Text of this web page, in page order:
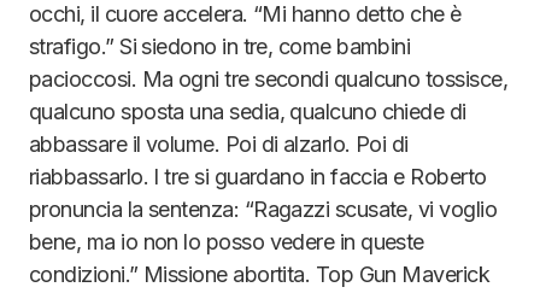
occhi, il cuore accelera. “Mi hanno detto che è
strafigo.” Si siedono in tre, come bambini
pacioccosi. Ma ogni tre secondi qualcuno tossisce,
qualcuno sposta una sedia, qualcuno chiede di
abbassare il volume. Poi di alzarlo. Poi di
riabbassarlo. I tre si guardano in faccia e Roberto
pronuncia la sentenza: “Ragazzi scusate, vi voglio
bene, ma io non lo posso vedere in queste
condizioni.” Missione abortita. Top Gun Maverick